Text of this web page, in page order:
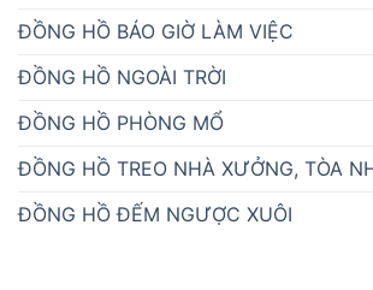
ĐỒNG HỒ BÁO GIỜ LÀM VIỆC
ĐỒNG HỒ NGOÀI TRỜI
ĐỒNG HỒ PHÒNG MỔ
ĐỒNG HỒ TREO NHÀ XƯỞNG, TÒA
ĐỒNG HỒ ĐẾM NGƯỢC XUÔI